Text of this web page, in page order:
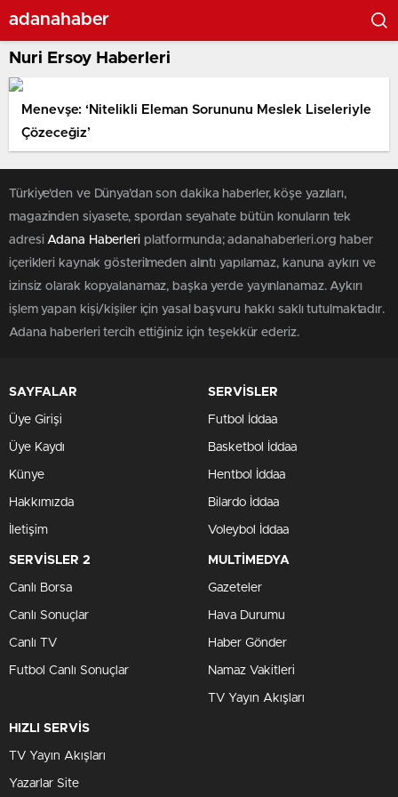
adanahaber
Nuri Ersoy Haberleri
Menevşe: ‘Nitelikli Eleman Sorununu Meslek Liseleriyle
Çözeceğiz’
Türkiye'den ve Dünya’dan son dakika haberler, köşe yazıları,
magazinden siyasete, spordan seyahate bütün konuların tek
adresiAdana Haberleriplatformunda; adanahaberleri.org haber
içerikleri kaynak gösterilmeden alıntı yapılamaz, kanuna aykırı ve
izinsiz olarak kopyalanamaz, başka yerde yayınlanamaz. Aykırı
işlem yapan kişi/kişiler için yasal başvuru hakkı saklı tutulmaktadır.
Adana haberleri tercih ettiğiniz için teşekkür ederiz.
SAYFALAR
Üye Girişi
Üye Kaydı
Künye
Hakkımızda
İletişim
SERVİSLER
Futbol İddaa
Basketbol İddaa
Hentbol İddaa
Bilardo İddaa
Voleybol İddaa
SERVİSLER 2
Canlı Borsa
Canlı Sonuçlar
Canlı TV
Futbol Canlı Sonuçlar
MULTİMEDYA
Gazeteler
Hava Durumu
Haber Gönder
Namaz Vakitleri
TV Yayın Akışları
HIZLI SERVİS
TV Yayın Akışları
Yazarlar Site